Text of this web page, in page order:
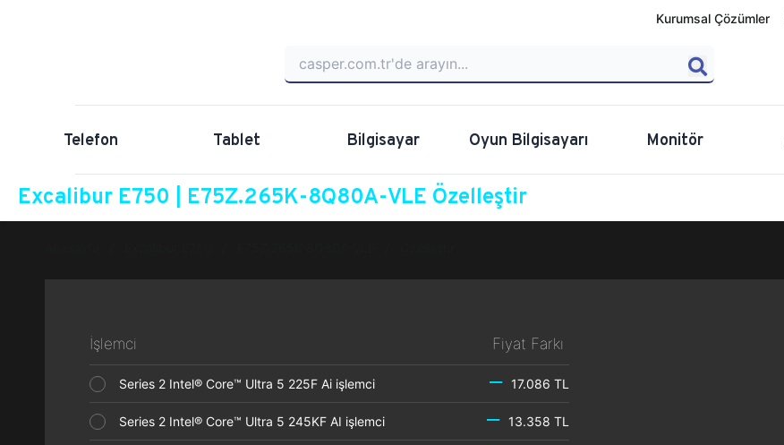
Kurumsal Çözümler
Telefon Tablet Bilgisayar Oyun Bilgisayarı Monitör
Excalibur E750 | E75Z.265K-8Q80A-VLE Özelleştir
İşlemci Fiyat Farkı
Series 2 Intel® Core™ Ultra 5 225F Ai işlemci 17.086 TL
Series 2 Intel® Core™ Ultra 5 245KF AI işlemci 13.358 TL